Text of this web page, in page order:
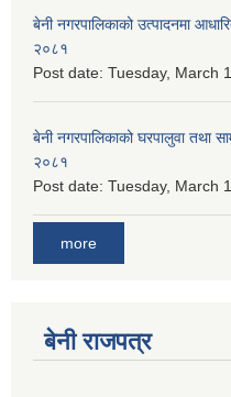
बेनी नगरपालिकाको उत्पादनमा
२०८१
Post date: Tuesday, March
बेनी नगरपालिकाको घरपालुवा तथा
२०८१
Post date: Tuesday, March
more
बेनी राजपत्र